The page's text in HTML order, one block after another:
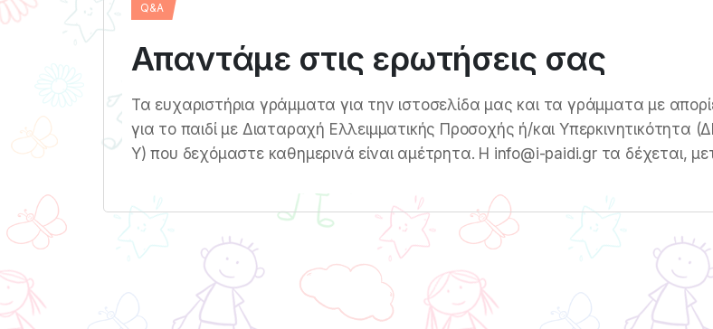
Q&A
Απαντάμε στις ερωτήσεις σας
Τα ευχαριστήρια γράμματα για την ιστοσελίδα μας και τα γράμματα με
για το παιδί με Διαταραχή Ελλειμματικής Προσοχής ή/και Υπερκινητικότητα
Υ) που δεχόμαστε καθημερινά είναι αμέτρητα. Η info@i-paidi.gr τα δέχεται,